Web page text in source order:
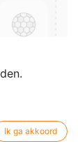
Ik ga akkoord